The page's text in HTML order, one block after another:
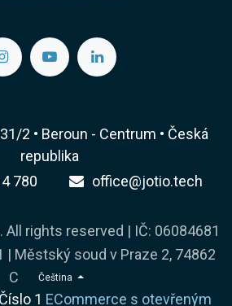
2 • Beroun - Centrum • Česká
republika
780
office@jotio.tech
All rights reserved | IČ: 06084681
| Městský soud v Praze 2, 74862
C
Čeština
1 ECommerce s otevřeným